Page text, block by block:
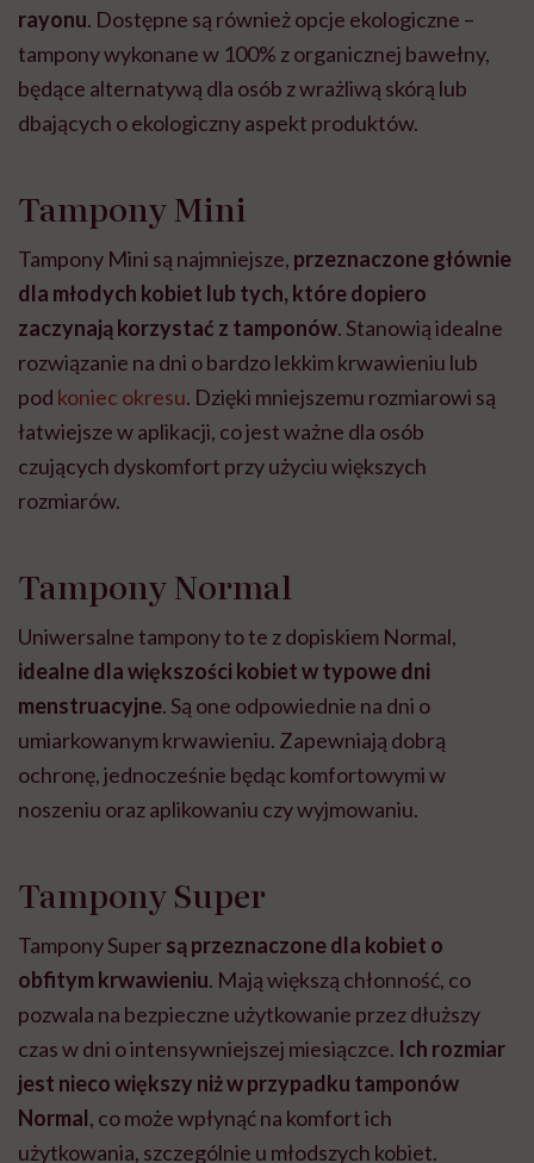
rayonu. Dostępne są również opcje ekologiczne –
tampony wykonane w 100% z organicznej bawełny,
będące alternatywą dla osób z wrażliwą skórą lub
dbających o ekologiczny aspekt produktów.
Tampony Mini
Tampony Mini są najmniejsze, przeznaczone głównie
dla młodych kobiet lub tych, które dopiero
zaczynają korzystać z tamponów. Stanowią idealne
rozwiązanie na dni o bardzo lekkim krwawieniu lub
pod koniec okresu. Dzięki mniejszemu rozmiarowi są
łatwiejsze w aplikacji, co jest ważne dla osób
czujących dyskomfort przy użyciu większych
rozmiarów.
Tampony Normal
Uniwersalne tampony to te z dopiskiem Normal,
idealne dla większości kobiet w typowe dni
menstruacyjne. Są one odpowiednie na dni o
umiarkowanym krwawieniu. Zapewniają dobrą
ochronę, jednocześnie będąc komfortowymi w
noszeniu oraz aplikowaniu czy wyjmowaniu.
Tampony Super
Tampony Supersą przeznaczone dla kobiet o
obfitym krwawieniu. Mają większą chłonność, co
pozwala na bezpieczne użytkowanie przez dłuższy
czas w dni o intensywniejszej miesiączce. Ich rozmiar
jest nieco większy niż w przypadku tamponów
Normal, co może wpłynąć na komfort ich
użytkowania, szczególnie u młodszych kobiet.